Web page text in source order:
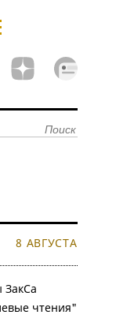
8 АВГУСТА
ЗакСа
чтения"